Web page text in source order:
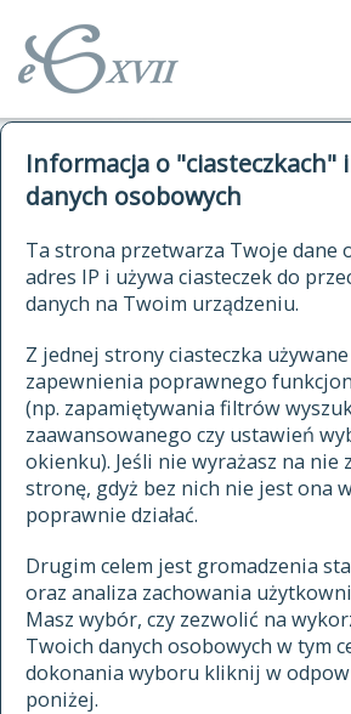
Informacja o "ciasteczkach"
danych osobowych
Ta strona przetwarza Twoje dane
adres IP i używa ciasteczek do
danych na Twoim urządzeniu.
Z jednej strony ciasteczka
zapewnienia poprawnego
(np. zapamiętywania filtrów
zaawansowanego czy ustawień
okienku). Jeśli nie wyrażasz na nie
stronę, gdyż bez nich nie jest ona
poprawnie działać.
Drugim celem jest gromadzenia
oraz analiza zachowania
Masz wybór, czy zezwolić na
Twoich danych osobowych w tym
dokonania wyboru kliknij w
poniżej.
autorzy Słownika
historia
publikacje
źródła
autorzy tekstów źródłowych
zasady opracowania
statystyki
najnowsze hasła
ostatnio zmodyfikowane hasła
materiały archiwalne
cytowanie
kontakt
kwerendy
jak cytować Słownik
ELEKTRONICZNY
JĘZYKA
XVII I XVIII
znajdź hasła
zaczynające się od